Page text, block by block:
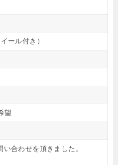
ール付き）
望
合わせを頂きました。